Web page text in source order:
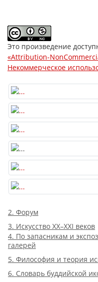
Это произведение
«Attribution-
Некоммерческое
2. Форум
3. Искусство XX–XXI веков
4. По запасникам и
галерей
5. Философия и теория
6. Словарь буддийской